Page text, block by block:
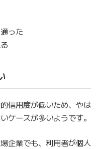
った
信用度が低いため、やは
ケースが多いようです。
企業でも、利用者が個人